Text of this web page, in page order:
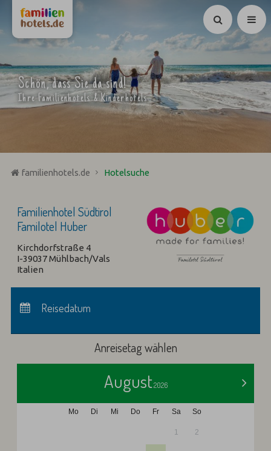
Suchen
Schön, dass Sie da sind!
Ihre Familienhotels & Kinderhotels
familienhotels.de Hotelsuche
Familienhotel Südtirol
Familotel Huber
Kirchdorfstraße 4
I-39037 Mühlbach/Vals
Italien
Abreise:keine Auswahl
Reisedatum
Anreisetag wählen
>
August2026
Mo Di Mi Do Fr Sa So
1 2